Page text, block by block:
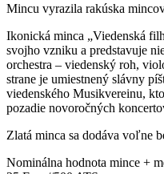
Mincu vyrazila rakúska
Ikonická minca „Viedenská
svojho vzniku a predstavuje
orchestra – viedenský roh,
strane je umiestnený slávny
viedenského Musikvereinu,
pozadie novoročných
Zlatá minca sa dodáva voľne
Nominálna hodnota mince +